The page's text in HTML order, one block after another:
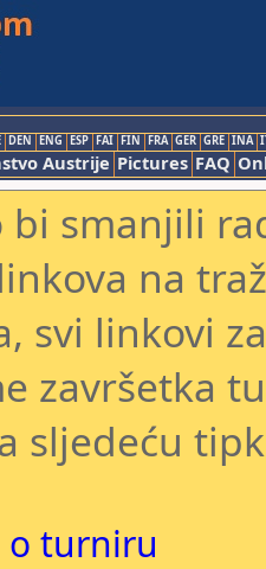
DEN ENG ESP FAI FIN FRA GER GRE INA
Austrije Pictures FAQ
bi smanjili
na
svi linkovi
završetka
sljedeću
o turniru